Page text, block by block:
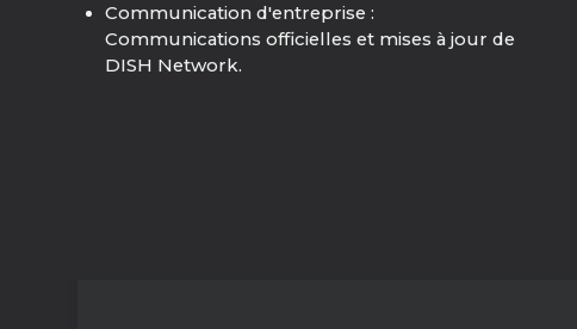
Communication d'entreprise :
Communications officielles et mises à jour de
DISH Network.